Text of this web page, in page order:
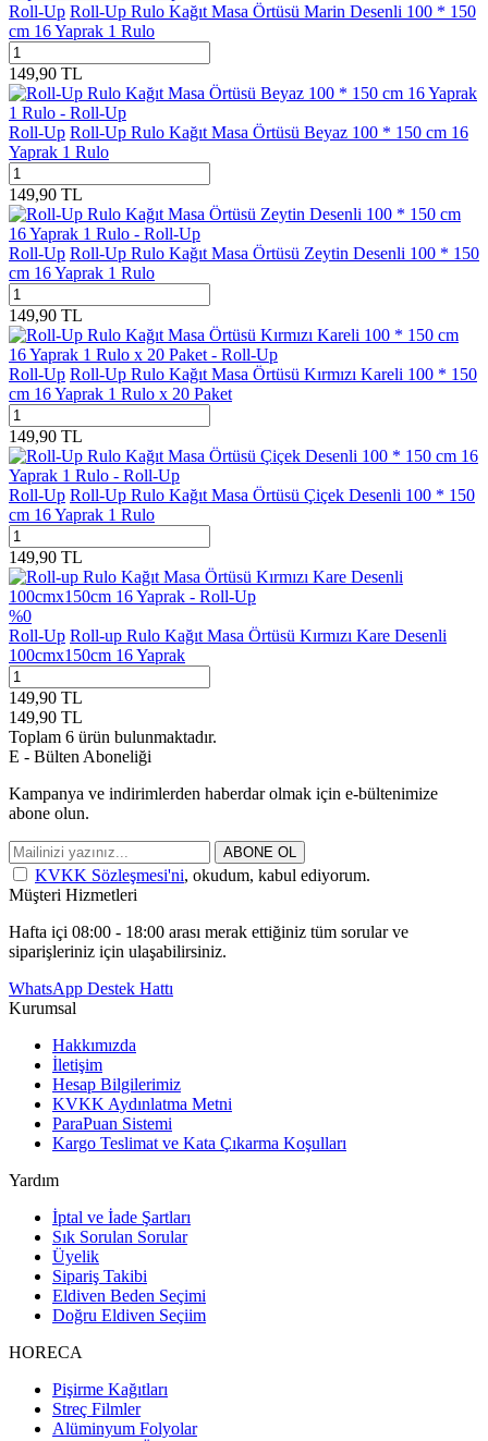
Roll-Up Roll-Up Rulo Kağıt Masa Örtüsü Marin Desenli 100 * 150
cm 16 Yaprak 1 Rulo
149,90 TL
Roll-Up Roll-Up Rulo Kağıt Masa Örtüsü Beyaz 100 * 150 cm 16
Yaprak 1 Rulo
149,90 TL
Roll-Up Roll-Up Rulo Kağıt Masa Örtüsü Zeytin Desenli 100 * 150
cm 16 Yaprak 1 Rulo
149,90 TL
Roll-Up Roll-Up Rulo Kağıt Masa Örtüsü Kırmızı Kareli 100 * 150
cm 16 Yaprak 1 Rulo x 20 Paket
149,90 TL
Roll-Up Roll-Up Rulo Kağıt Masa Örtüsü Çiçek Desenli 100 * 150
cm 16 Yaprak 1 Rulo
149,90 TL
%0
Roll-Up Roll-up Rulo Kağıt Masa Örtüsü Kırmızı Kare Desenli
100cmx150cm 16 Yaprak
149,90 TL
149,90 TL
Toplam 6 ürün bulunmaktadır.
E - Bülten Aboneliği
Kampanya ve indirimlerden haberdar olmak için e-bültenimize
abone olun.
ABONE OL
KVKK Sözleşmesi'ni, okudum, kabul ediyorum.
Müşteri Hizmetleri
Hafta içi 08:00 - 18:00 arası merak ettiğiniz tüm sorular ve
siparişleriniz için ulaşabilirsiniz.
WhatsApp Destek Hattı
Kurumsal
Hakkımızda
İletişim
Hesap Bilgilerimiz
KVKK Aydınlatma Metni
ParaPuan Sistemi
Kargo Teslimat ve Kata Çıkarma Koşulları
Yardım
İptal ve İade Şartları
Sık Sorulan Sorular
Üyelik
Sipariş Takibi
Eldiven Beden Seçimi
Doğru Eldiven Seçiim
HORECA
Pişirme Kağıtları
Streç Filmler
Alüminyum Folyolar